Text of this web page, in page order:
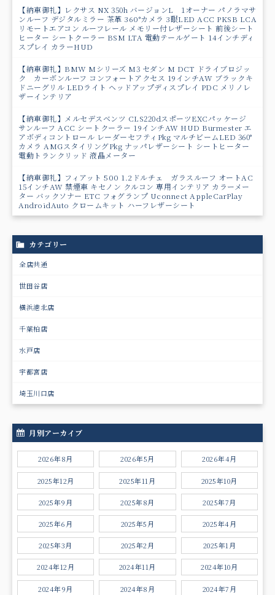
【納車御礼】レクサス NX 350h バージョンL 1オーナー パノラマサ
ンルーフ デジタルミラー 茶革 360°カメラ 3眼LED ACC PKSB LCA
リモートエアコン ルーフレール メモリー付レザーシート 前後シート
ヒーター シートクーラー BSM LTA 電動テールゲート 14インチディ
スプレイ カラーHUD
【納車御礼】BMW Mシリーズ M3 セダン M DCT ドライブロジッ
ク カーボンルーフ コンフォートアクセス 19インチAW ブラックキ
ドニーグリル LEDライト ヘッドアップディスプレイ PDC メリノレ
ザーインテリア
【納車御礼】メルセデスベンツ CLS220dスポーツEXCパッケージ
サンルーフ ACC シートクーラー 19インチAW HUD Burmester エ
アボディコントロール レーダーセフティPkg マルチビームLED 360°
カメラ AMGスタイリングPkg ナッパレザーシート シートヒーター
電動トランクリッド 液晶メーター
【納車御礼】フィアット 500 1.2ドルチェ ガラスルーフ オートAC
15インチAW 禁煙車 キセノン クルコン 専用インテリア カラーメー
ター バックソナー ETC フォグランプ Uconnect AppleCarPlay
AndroidAuto クロームキット ハーフレザーシート
カテゴリー
全店共通
世田谷店
横浜港北店
千葉柏店
水戸店
宇都宮店
埼玉川口店
月別アーカイブ
2026年8月 2026年5月 2026年4月
2025年12月 2025年11月 2025年10月
2025年9月 2025年8月 2025年7月
2025年6月 2025年5月 2025年4月
2025年3月 2025年2月 2025年1月
2024年12月 2024年11月 2024年10月
2024年9月 2024年8月 2024年7月